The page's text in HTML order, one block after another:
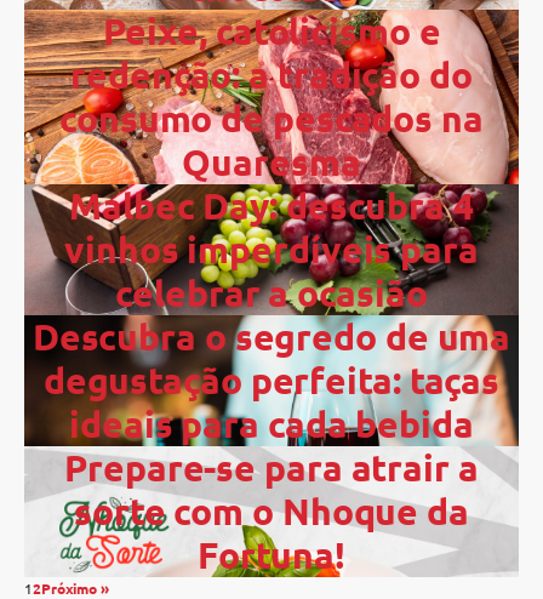
Peixe, catolicismo e
redenção: a tradição do
consumo de pescados na
Quaresma
Malbec Day: descubra 4
vinhos imperdíveis para
celebrar a ocasião
Descubra o segredo de uma
degustação perfeita: taças
ideais para cada bebida
Prepare-se para atrair a
sorte com o Nhoque da
Fortuna!
12Próximo »